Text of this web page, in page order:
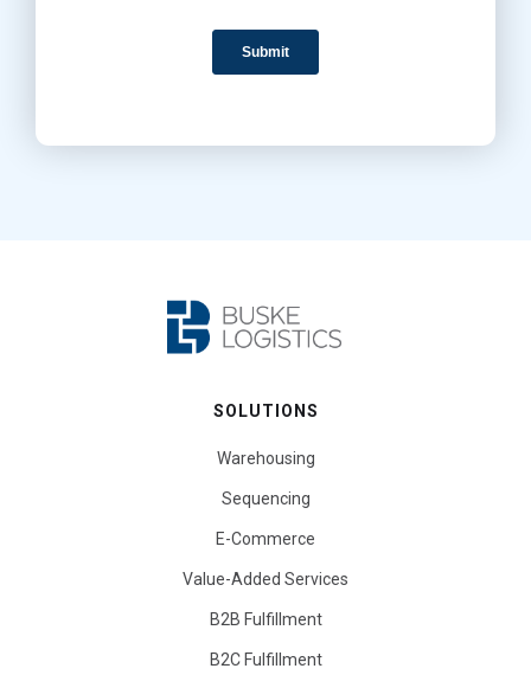
SOLUTIONS
Warehousing
Sequencing
E-Commerce
Value-Added Services
B2B Fulfillment
B2C Fulfillment